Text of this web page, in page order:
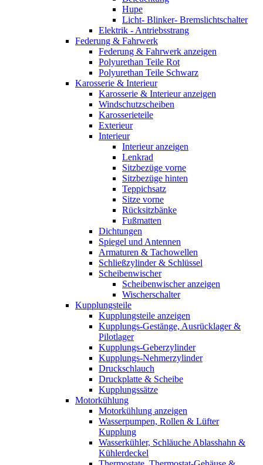
Hupe
Licht- Blinker- Bremslichtschalter
Elektrik - Antriebsstrang
Federung & Fahrwerk
Federung & Fahrwerk anzeigen
Polyurethan Teile Rot
Polyurethan Teile Schwarz
Karosserie & Interieur
Karosserie & Interieur anzeigen
Windschutzscheiben
Karosserieteile
Exterieur
Interieur
Interieur anzeigen
Lenkrad
Sitzbezüge vorne
Sitzbezüge hinten
Teppichsatz
Sitze vorne
Rücksitzbänke
Fußmatten
Dichtungen
Spiegel und Antennen
Armaturen & Tachowellen
Schließzylinder & Schlüssel
Scheibenwischer
Scheibenwischer anzeigen
Wischerschalter
Kupplungsteile
Kupplungsteile anzeigen
Kupplungs-Gestänge, Ausrücklager &
Pilotlager
Kupplungs-Geberzylinder
Kupplungs-Nehmerzylinder
Druckschlauch
Druckplatte & Scheibe
Kupplungssätze
Motorkühlung
Motorkühlung anzeigen
Wasserpumpen, Rollen & Lüfter
Kupplung
Wasserkühler, Schläuche Ablasshahn &
Kühlerdeckel